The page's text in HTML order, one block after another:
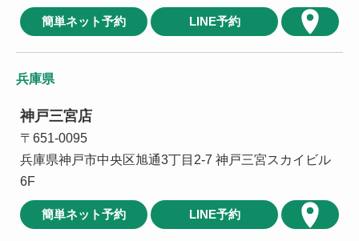
簡単ネット予約 LINE予約
兵庫県
神戸三宮店
〒651-0095
兵庫県神戸市中央区旭通3丁目2-7 神戸三宮スカイビル
6F
簡単ネット予約 LINE予約